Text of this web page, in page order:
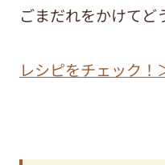
ごまだれをかけてど
レシピをチェック！